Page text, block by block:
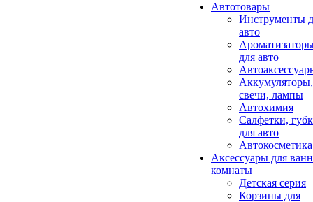
Автотовары
Инструменты
авто
для авто
Аккумуляторы,
свечи, лампы
Автохимия
Салфетки,
для авто
Автокосметика
Аксессуары для
комнаты
Детская серия
Корзины для